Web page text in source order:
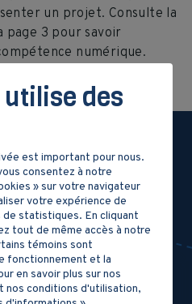
un projet. Consulte la
page 3 pour savoir
numérique.
utilise des
est important pour nous.
consentez à notre
» sur votre navigateur
votre expérience de
de statistiques. En cliquant
tout de même accès à notre
témoins sont
fonctionnement et la
en savoir plus sur nos
conditions d'utilisation,